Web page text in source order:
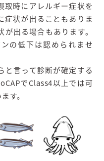
取時にアレルギー症状を
症状が出ることもありま
出る場合もあります。
の低下は認められませ
と言って診断が確定する
でClass4以上では可
す。